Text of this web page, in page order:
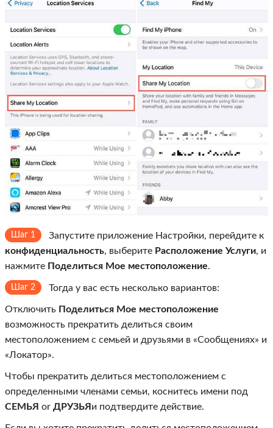
Шаг 1
Запустите приложение Настройки, перейдите к
конфиденциальность, выберите Расположение Услуги, и
нажмите Поделиться Мое местоположение.
Шаг 2 Тогда у вас есть несколько вариантов:
Отключить Поделиться Мое местоположение
возможность прекратить делиться своим
местоположением с семьей и друзьями в «Сообщениях» и
«Локатор».
Чтобы прекратить делиться местоположением с
определенными членами семьи, коснитесь имени под
СЕМЬЯ or ДРУЗЬЯ и подтвердите действие.